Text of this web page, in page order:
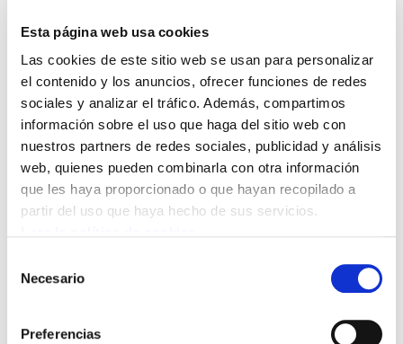
Esta página web usa cookies
Las cookies de este sitio web se usan para personalizar
el contenido y los anuncios, ofrecer funciones de redes
sociales y analizar el tráfico. Además, compartimos
información sobre el uso que haga del sitio web con
nuestros partners de redes sociales, publicidad y análisis
web, quienes pueden combinarla con otra información
que les haya proporcionado o que hayan recopilado a
partir del uso que haya hecho de sus servicios.
Necesario
Preferencias
huelga en en Servicios de Txingudi (Txinzer),
empresa pública dependiente de los
ayuntamientos de Irún y Hondarribia, la
negociación continúa bloqueada por la
negativa de la dirección a garantizar la
equiparación salarial para toda la plantilla
durante las situaciones de Incapacidad
Temporal (IT). Según el sindicato, la última
personas con una baja por enfermedad común
solo accedan a este derecho si facilitan